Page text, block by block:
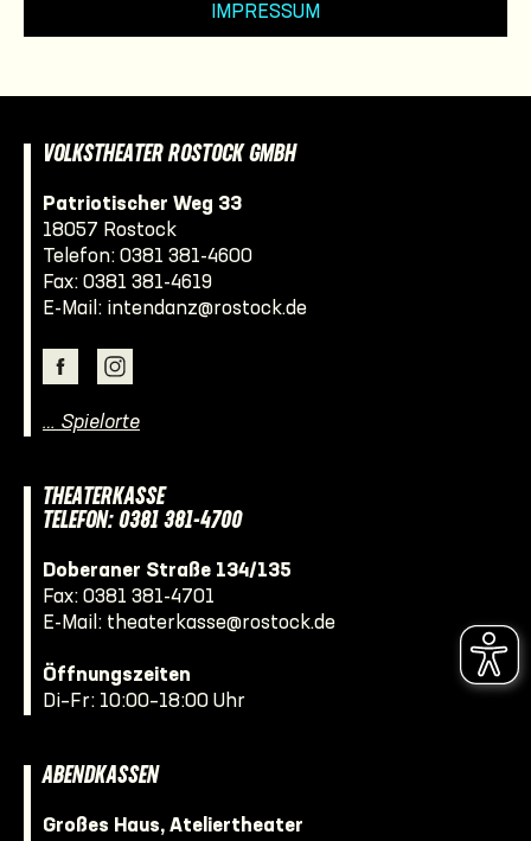
IMPRESSUM
VOLKSTHEATER ROSTOCK GMBH
Patriotischer Weg 33
18057 Rostock
Telefon: 0381 381-4600
Fax: 0381 381-4619
E-Mail: intendanz@rostock.de
… Spielorte
THEATERKASSE
TELEFON: 0381 381-4700
Doberaner Straße 134/135
Fax: 0381 381-4701
E-Mail: theaterkasse@rostock.de
Öffnungszeiten
Di–Fr: 10:00–18:00 Uhr
ABENDKASSEN
Großes Haus, Ateliertheater